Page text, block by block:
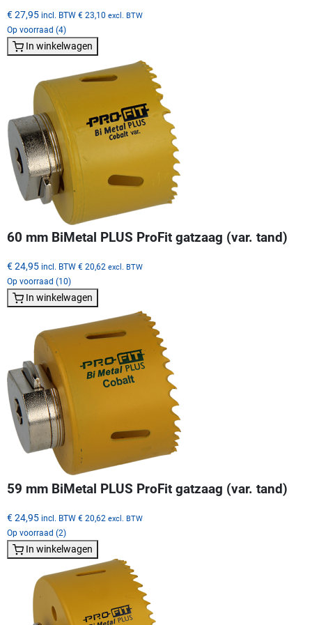
€ 27,95 incl. BTW € 23,10 excl. BTW
Op voorraad (4)
In winkelwagen
60 mm BiMetal PLUS ProFit gatzaag (var. tand)
€ 24,95 incl. BTW € 20,62 excl. BTW
Op voorraad (10)
In winkelwagen
59 mm BiMetal PLUS ProFit gatzaag (var. tand)
€ 24,95 incl. BTW € 20,62 excl. BTW
Op voorraad (2)
In winkelwagen